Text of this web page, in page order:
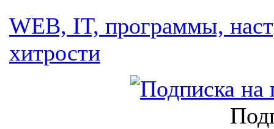
WEB, IT, программы,
хитрости